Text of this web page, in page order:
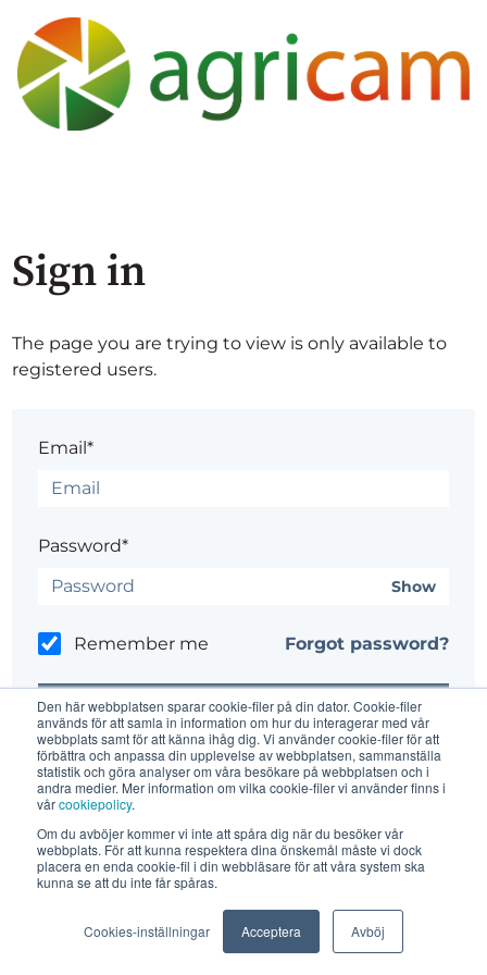
Den här webbplatsen sparar cookie-filer på din dator. Cookie-filer
används för att samla in information om hur du interagerar med vår
webbplats samt för att känna ihåg dig. Vi använder cookie-filer för att
förbättra och anpassa din upplevelse av webbplatsen, sammanställa
statistik och göra analyser om våra besökare på webbplatsen och i
andra medier. Mer information om vilka cookie-filer vi använder finns i
vårcookiepolicy.
Om du avböjer kommer vi inte att spåra dig när du besöker vår
webbplats. För att kunna respektera dina önskemål måste vi dock
placera en enda cookie-fil i din webbläsare för att våra system ska
kunna se att du inte får spåras.
Cookies-inställningar Acceptera Avböj
Sign in
The page you are trying to view is only available to
registered users.
Email*
Password*
Show
Remember me Forgot password?
Don't have an account?Register here.
Having trouble?Contact the site's administrator